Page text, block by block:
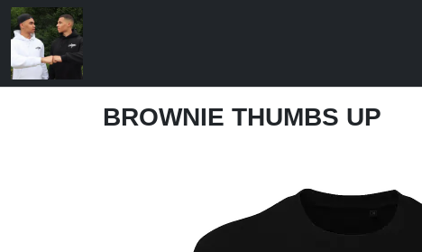
BROWNIE THUMBS UP